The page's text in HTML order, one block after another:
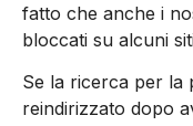
fatto che anche i
bloccati su alcu­ni
Se la ricerca per la
reindiriz­zato dopo